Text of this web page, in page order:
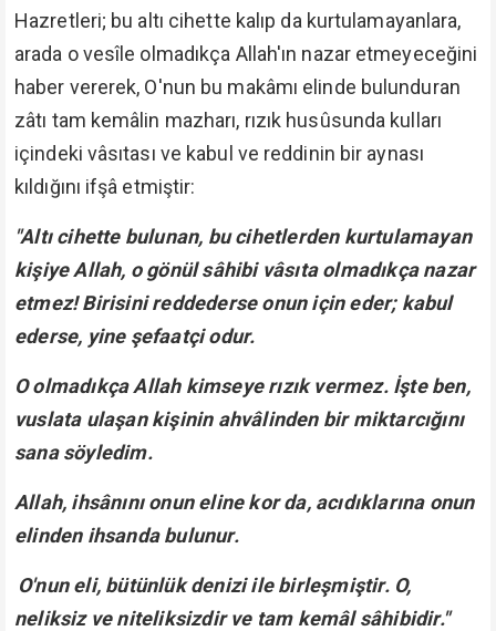
Hazretleri; bu altı cihette kalıp da kurtulamayanlara,
arada o vesîle olmadıkça Allah'ın nazar etmeyeceğini
haber vererek, O'nun bu makâmı elinde bulunduran
zâtı tam kemâlin mazharı, rızık husûsunda kulları
içindeki vâsıtası ve kabul ve reddinin bir aynası
kıldığını ifşâ etmiştir:
"Altı cihette bulunan, bu cihetlerden kurtulamayan
kişiye Allah, o gönül sâhibi vâsıta olmadıkça nazar
etmez! Birisini reddederse onun için eder; kabul
ederse, yine şefaatçi odur.
O olmadıkça Allah kimseye rızık vermez. İşte ben,
vuslata ulaşan kişinin ahvâlinden bir miktarcığını
sana söyledim.
Allah, ihsânını onun eline kor da, acıdıklarına onun
elinden ihsanda bulunur.
O'nun eli, bütünlük denizi ile birleşmiştir. O,
neliksiz ve niteliksizdir ve tam kemâl sâhibidir."